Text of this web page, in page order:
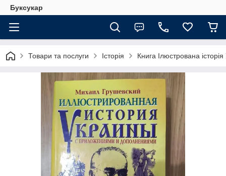
Буксукар
Товари та послуги Історія Книга Ілюстрована